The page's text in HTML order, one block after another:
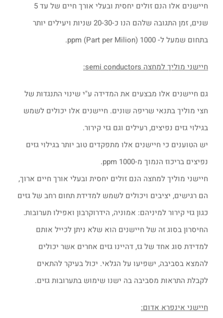
חיישנים אלו הנם זולים יחסית ובעלי אורך חיים של עד 5
שנים, זמן התגובה שלהם הנו כ-20-30 שניות ויעילים יותר
בתחום שמעל ל- 1000 ppm (Part per Milion).
חיישני מוליך למחצה semi conductors
:
גם חיישנים אלו מבצעים את המדידה ע"י שינוי התנגדות של
חצי מוליך בתנאי שריפה שונים. חיישנים אלו יכולים לשמש
בגילוי גזים נפיצים, רעילים וגם גזי קירור.
יש הטוענים כי חיישנים אלו מתפקדים טוב יותר בגילוי גזים
נפיצים בריכוז הנמוך מ-1000 ppm.
חיישני מוליך למחצה הנם זולים יחסית ובעלי אורך חיים ארוך,
הם רגישים, יציבים ויכולים לשמש למדידת תחום רחב של גזים
כגון גזי קירור למיניהם: אמוניה, הידרוקרבון ואפילו תערובות.
החיסרון בסוג זה של חיישנים הוא שלא ניתן לכייל אותם
למדידת סוג אחד של גז, דהיינו גזים אחרים אשר יכולים
להמצא בסביבה, ישפיעו על הגלאי. יכול בעיקר להתאים
לקבלת התראות מסביבה בה ישנו שימוש בתערובות גזים.
חיישני אינפרא אדום: